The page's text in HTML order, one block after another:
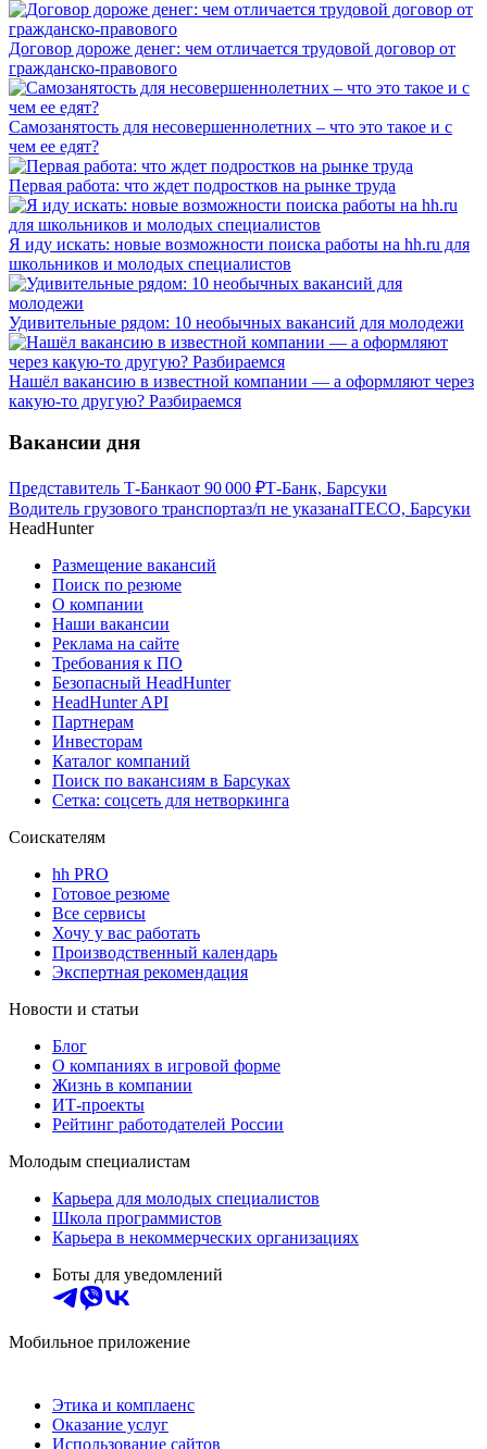
Договор дороже денег: чем отличается трудовой договор от
гражданско-правового
Самозанятость для несовершеннолетних – что это такое и с
чем ее едят?
Первая работа: что ждет подростков на рынке труда
Я иду искать: новые возможности поиска работы на hh.ru для
школьников и молодых специалистов
Удивительные рядом: 10 необычных вакансий для молодежи
Нашёл вакансию в известной компании — а оформляют через
какую-то другую? Разбираемся
Вакансии дня
Представитель Т-Банкаот 90 000 ₽Т-Банк, Барсуки
Водитель грузового транспортаз/п не указанаITECO, Барсуки
HeadHunter
Размещение вакансий
Поиск по резюме
О компании
Наши вакансии
Реклама на сайте
Требования к ПО
Безопасный HeadHunter
HeadHunter API
Партнерам
Инвесторам
Каталог компаний
Поиск по вакансиям в Барсуках
Сетка: соцсеть для нетворкинга
Соискателям
hh PRO
Готовое резюме
Все сервисы
Хочу у вас работать
Производственный календарь
Экспертная рекомендация
Новости и статьи
Блог
О компаниях в игровой форме
Жизнь в компании
ИТ-проекты
Рейтинг работодателей России
Молодым специалистам
Карьера для молодых специалистов
Школа программистов
Карьера в некоммерческих организациях
Боты для уведомлений
Мобильное приложение
Этика и комплаенс
Оказание услуг
Использование сайтов